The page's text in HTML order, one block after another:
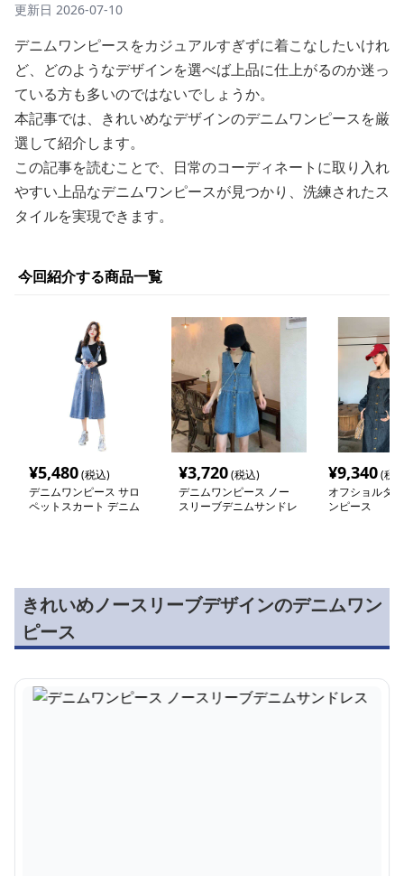
更新日 2026-07-10
デニムワンピースをカジュアルすぎずに着こなしたいけれ
ど、どのようなデザインを選べば上品に仕上がるのか迷っ
ている方も多いのではないでしょうか。
本記事では、きれいめなデザインのデニムワンピースを厳
選して紹介します。
この記事を読むことで、日常のコーディネートに取り入れ
やすい上品なデニムワンピースが見つかり、洗練されたス
タイルを実現できます。
今回紹介する商品一覧
¥5,480(税込)
デニムワンピース サロ
ペットスカート デニム
¥3,720(税込)
デニムワンピース ノー
スリーブデニムサンドレ
¥9,340(税
オフショルダ
ンピース
きれいめノースリーブデザインのデニムワン
ピース